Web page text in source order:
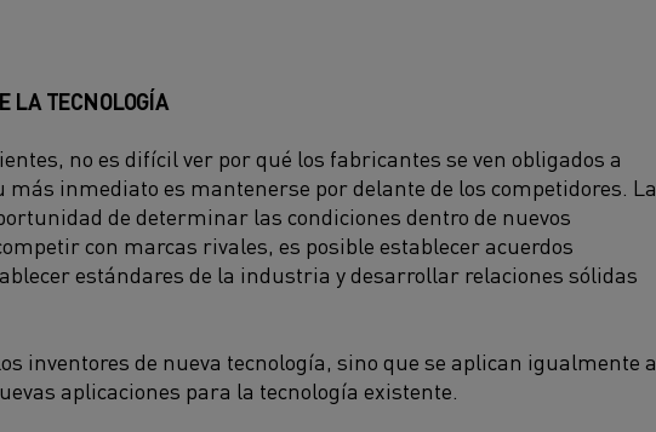
LA TECNOLOGÍA
no es difícil ver por qué los fabricantes se ven obligados a
inmediato es mantenerse por delante de los competidores. La
de determinar las condiciones dentro de nuevos
con marcas rivales, es posible establecer acuerdos
estándares de la industria y desarrollar relaciones sólidas
inventores de nueva tecnología, sino que se aplican igualmente a
aplicaciones para la tecnología existente.